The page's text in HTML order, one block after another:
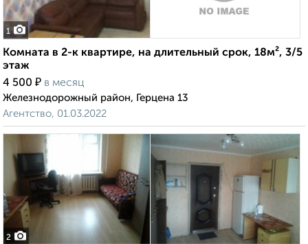
1
Комната в 2-к квартире, на длительный срок, 18м², 3/5
этаж
4 500 ₽ в месяц
Железнодорожный район, Герцена 13
Агентство, 01.03.2022
2